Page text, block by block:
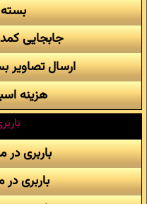
جابجایی
ارسال تصاویر
هزینه
باربری
باربری